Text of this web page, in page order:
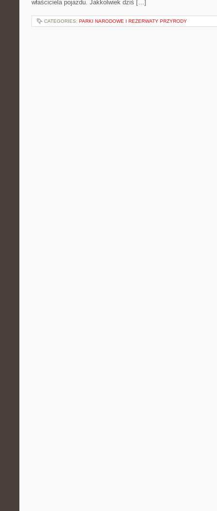
właściciela pojazdu. Jakkolwiek dziś […]
CATEGORIES: PARKI NARODOWE I REZERWATY PRZYRODY